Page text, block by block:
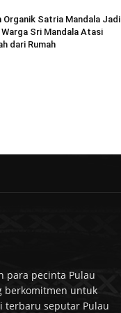
Organik Satria Mandala Jadi
Sri Mandala Atasi
dari Rumah
para pecinta Pulau
berkomitmen untuk
terbaru seputar Pulau